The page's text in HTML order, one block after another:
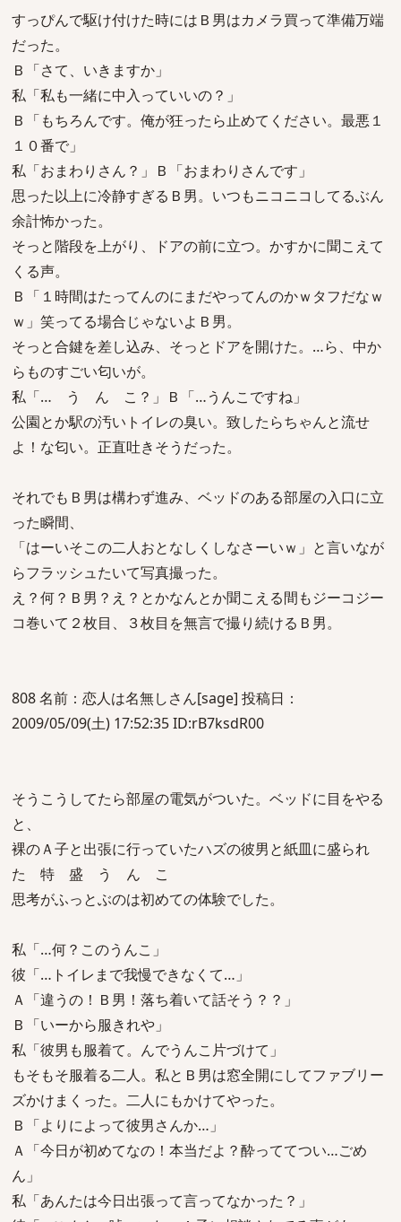
すっぴんで駆け付けた時にはＢ男はカメラ買って準備万端
だった。
Ｂ「さて、いきますか」
私「私も一緒に中入っていいの？」
Ｂ「もちろんです。俺が狂ったら止めてください。最悪１
１０番で」
私「おまわりさん？」Ｂ「おまわりさんです」
思った以上に冷静すぎるＢ男。いつもニコニコしてるぶん
余計怖かった。
そっと階段を上がり、ドアの前に立つ。かすかに聞こえて
くる声。
Ｂ「１時間はたってんのにまだやってんのかｗタフだなｗ
ｗ」笑ってる場合じゃないよＢ男。
そっと合鍵を差し込み、そっとドアを開けた。…ら、中か
らものすごい匂いが。
私「… う ん こ？」Ｂ「…うんこですね」
公園とか駅の汚いトイレの臭い。致したらちゃんと流せ
よ！な匂い。正直吐きそうだった。
それでもＢ男は構わず進み、ベッドのある部屋の入口に立
った瞬間、
「はーいそこの二人おとなしくしなさーいｗ」と言いなが
らフラッシュたいて写真撮った。
え？何？Ｂ男？え？とかなんとか聞こえる間もジーコジー
コ巻いて２枚目、３枚目を無言で撮り続けるＢ男。
808 名前：恋人は名無しさん[sage] 投稿日：
2009/05/09(土) 17:52:35 ID:rB7ksdR00
そうこうしてたら部屋の電気がついた。ベッドに目をやる
と、
裸のＡ子と出張に行っていたハズの彼男と紙皿に盛られ
た 特 盛 う ん こ
思考がふっとぶのは初めての体験でした。
私「…何？このうんこ」
彼「…トイレまで我慢できなくて…」
Ａ「違うの！Ｂ男！落ち着いて話そう？？」
Ｂ「いーから服きれや」
私「彼男も服着て。んでうんこ片づけて」
もそもそ服着る二人。私とＢ男は窓全開にしてファブリー
ズかけまくった。二人にもかけてやった。
Ｂ「よりによって彼男さんか…」
Ａ「今日が初めてなの！本当だよ？酔っててつい…ごめ
ん」
私「あんたは今日出張って言ってなかった？」